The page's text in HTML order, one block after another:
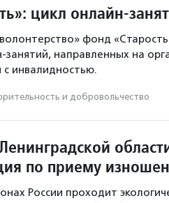
цикл онлайн-
фонд
направленных на
инвалидностью.
и доброволь­чест­во
по приему
России проходит